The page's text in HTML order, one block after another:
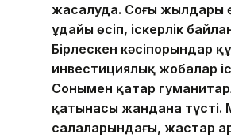
жасалуда. Соңғы жылдары
ұдайы өсіп, іскерлік
Бірлескен кәсіпорындар
инвестициялық жобалар
Сонымен қатар
қатынасы жандана түсті.
салаларындағы, жастар